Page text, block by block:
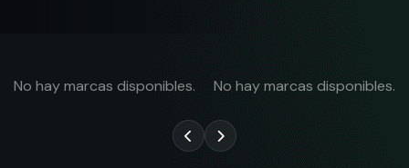
No hay marcas disponibles. No hay marcas disponibles.